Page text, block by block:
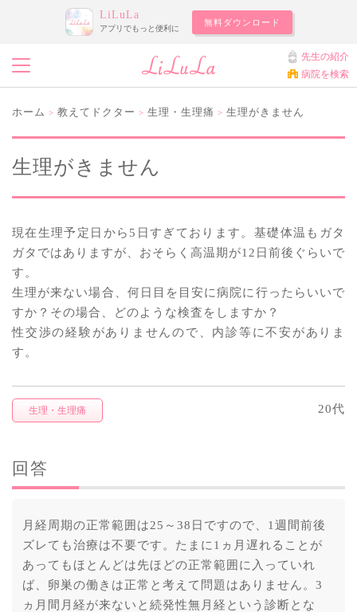
LiLuLa
アプリでもっと便利に
無料ダウンロード
先生の紹介
病院を検索
ホーム > 教えてドクター > 生理・生理痛 > 生理がきません
生理がきません
現在生理予定日から5日すぎております。基礎体温もガタ
ガタではありますが、おそらく高温期が12日前後ぐらいで
す。
生理が来ない場合、何日目を目安に病院に行ったらいいで
すか？その場合、どのような検査をしますか？
性交渉の経験がありませんので、内診等に不安がありま
す。
生理・生理痛 20代
回答
月経周期の正常範囲は25～38日ですので、1週間前後
ズレても治療は不要です。たまに1ヵ月遅れることが
あってもほとんどは先ほどの正常範囲に入っていれ
ば、卵巣の働きは正常と考えて問題はありません。3
ヵ月間月経が来ないと続発性無月経という診断とな